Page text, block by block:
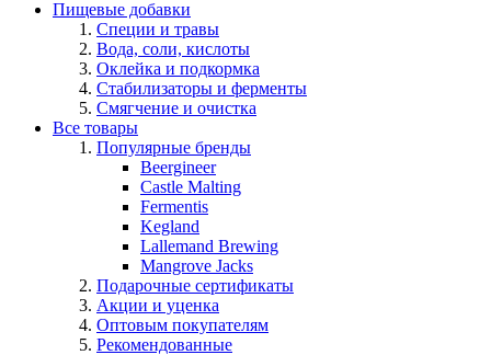
Пищевые добавки
Специи и травы
Вода, соли, кислоты
Оклейка и подкормка
Стабилизаторы и ферменты
Смягчение и очистка
Все товары
Популярные бренды
Beergineer
Castle Malting
Fermentis
Kegland
Lallemand Brewing
Mangrove Jacks
Подарочные сертификаты
Акции и уценка
Оптовым покупателям
Рекомендованные